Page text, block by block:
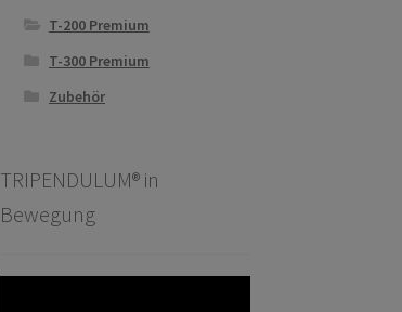
T-200 Premium
T-300 Premium
Zubehör
TRIPENDULUM® in
Bewegung